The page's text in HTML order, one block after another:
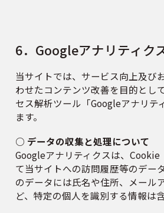
6．Googleアナリティク
当サイトでは、サービス向上及び
わせたコンテンツ改善を目的とし
セス解析ツール「Googleアナリテ
ます。
○ データの収集と処理について
Googleアナリティクスは、Cookie
て当サイトへの訪問履歴等のデー
のデータには氏名や住所、メール
ど、特定の個人を識別する情報は